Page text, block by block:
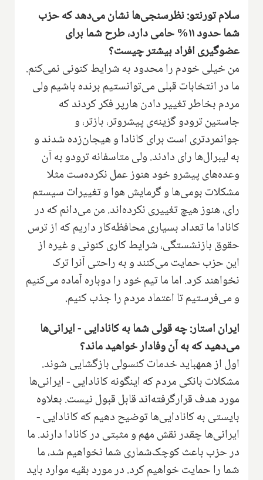
سلام تورنتو: نظرسنجی‌ها نشان می‌دهد که حزب
شما حدود ۱۱% حامی دارد، طرح شما برای
عضوگیری افراد بیشتر چیست؟
من خیلی خودم را محدود به شرایط کنونی نمی‌کنم.
ما در انتخابات قبلی می‌توانستیم برنده باشیم ولی
مردم بخاطر تغییر دادن هارپر فکر کردند که
جاستین ترودو گزینه‌ی پیشروتر، بازتر، و
جوانمردتری است برای کانادا و هیجان‌زده شدند و
به لیبرال‌ها رای دادند. ولی متاسفانه ترودو به آن
وعده‌های پیشرو خود هنوز عمل نکرده‌ست مثلا
مشکلات بومی‌ها و گرمایش هوا و تغییرات سیستم
رای، هنوز هیچ تغییری نکرده‌اند. من می‌دانم که در
کانادا ما تعداد بسیاری محافظه‌کار داریم که از ترس
حقوق بازنشستگی، شرایط کاری کنونی و غیره از
این حزب حمایت می‌کنند و به راحتی آنرا ترک
نخواهند کرد. اما ما تیم خود را دوباره آماده می‌کنیم
و می‌فرستیم تا اعتماد مردم را جذب کنیم.
ایران استار: چه قولی شما به کانادایی‌ - ایرانی‌ها
می‌دهید که به آن وفادار خواهید ماند؟
اول از همهباید خدمات کنسولی بازگشایی شوند.
مشکلات بانکی مردم که اینگونه کانادایی - ایرانی‌ها
مورد هدف قرارگرفته‌اند قابل قبول نیست. بعلاوه
بایستی به کانادایی‌ها توضیح دهیم که کانادایی -
ایرانی‌ها چقدر نقش مهم و مثبتی در کانادا دارند. ما
در حزب باعث کوچک‌شماری شما نخواهیم شد، ما
شما را حمایت خواهیم کرد. در مورد بقیه موارد باید